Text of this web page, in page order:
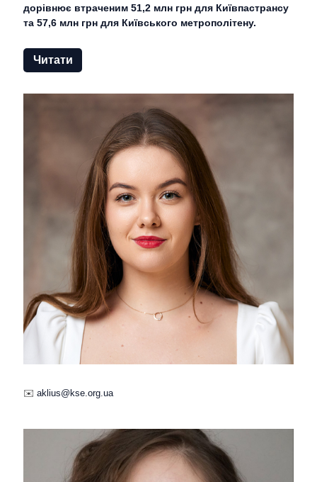
дорівнює втраченим 51,2 млн грн для Київпастрансу
та 57,6 млн грн для Київського метрополітену.
Читати
✉️ aklius@kse.org.ua